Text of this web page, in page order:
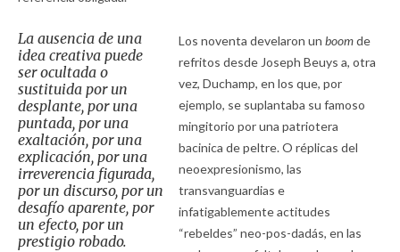
La ausencia de una
idea creativa puede
ser ocultada o
sustituida por un
desplante, por una
puntada, por una
exaltación, por una
explicación, por una
irreverencia figurada,
por un discurso, por un
desafío aparente, por
un efecto, por un
prestigio robado.
Los noventa develaron un boomde
refritos desde Joseph Beuys a, otra
vez, Duchamp, en los que, por
ejemplo, se suplantaba su famoso
mingitorio por una patriotera
bacinica de peltre. O réplicas del
neoexpresionismo, las
transvanguardias e
infatigablemente actitudes
“rebeldes” neo-pos-dadás, en las